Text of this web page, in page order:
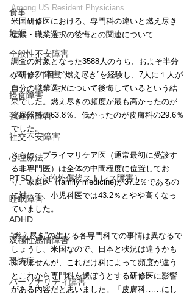
食事
妊娠
全般性不安障害
パニック障害
摂食障害
強迫性障害
社交不安障害
心理療法
PTSD（心的外傷後ストレス障害）
睡眠障害
ADHD
双極性感情障害
恐怖症
パーソナリティ障害
Among US Resident Physicians
米国研修医における、専門科の違いと燃え尽き
症候・職業選択の後悔との関連について
調査の対象となった3588人のうち、およそ半分
が研修2年目で“燃え尽き”を経験し、7人に１人が
自分の職業選択について後悔しているという結
果でした。燃え尽きの頻度が最も高かったのが
泌尿器科の63.8％、低かったのが皮膚科の29.6％
でした。
さらに、プライマリケア医（通常最初に受診す
る非専門医）は全体の中間程度に位置してお
り、家庭医（family medicine)が37.2％であるの
に対して、小児科医では43.2％とやや高くなっ
ていました。
“燃え尽き”の生じる各専門科での事情は異なるで
しょうし、米国なので、日本と状況は違うかも
知れませんが、これだけ科によって頻度が違う
とこれから専門科を選ぼうとする研修医に影響
がある内容だと思いました。「皮膚科……にし